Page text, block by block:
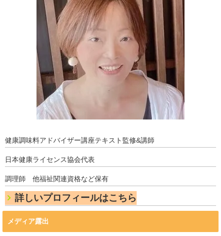
健康調味料アドバイザー講座テキスト監修&講師
日本健康ライセンス協会代表
調理師 他福祉関連資格など保有
詳しいプロフィールはこちら
メディア露出